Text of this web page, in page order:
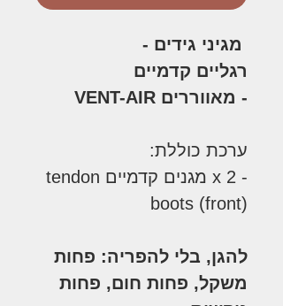
מגיני גידים -
רגליים קדמיים
- מאווררים VENT-AIR
ערכת כוללת:
- 2 x מגנים קדמיים tendon
boots (front)
להגן, בלי להפריה: פחות
משקל, פחות חום, פחות